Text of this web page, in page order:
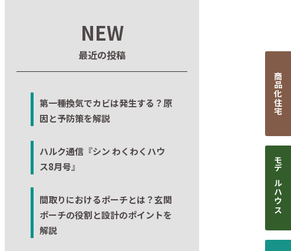
NEW
最近の投稿
第一種換気でカビは発生する？原
因と予防策を解説
ハルク通信『シン わくわくハウ
ス8月号』
間取りにおけるポーチとは？玄関
ポーチの役割と設計のポイントを
解説
商品化住宅
モデルハウス